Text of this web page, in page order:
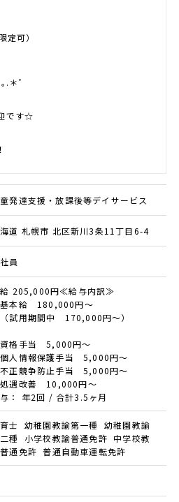
定可）
.＊ﾟ
です☆
発達支援・放課後等デイサービス
道 札幌市 北区新川3条11丁目6-4
員
205,000円≪給与内訳≫
基本給 180,000円～
試用期間中 170,000円～）
資格手当 5,000円～
個人情報保護手当 5,000円～
不正競争防止手当 5,000円～
処遇改善 10,000円～
： 年2回 / 合計3.5ヶ月
士 幼稚園教諭第一種 幼稚園教諭
種 小学校教諭普通免許 中学校教
通免許 普通自動車運転免許